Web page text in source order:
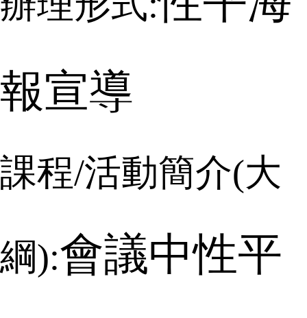
報宣導
課程/活動簡介(大
綱):會議中性平